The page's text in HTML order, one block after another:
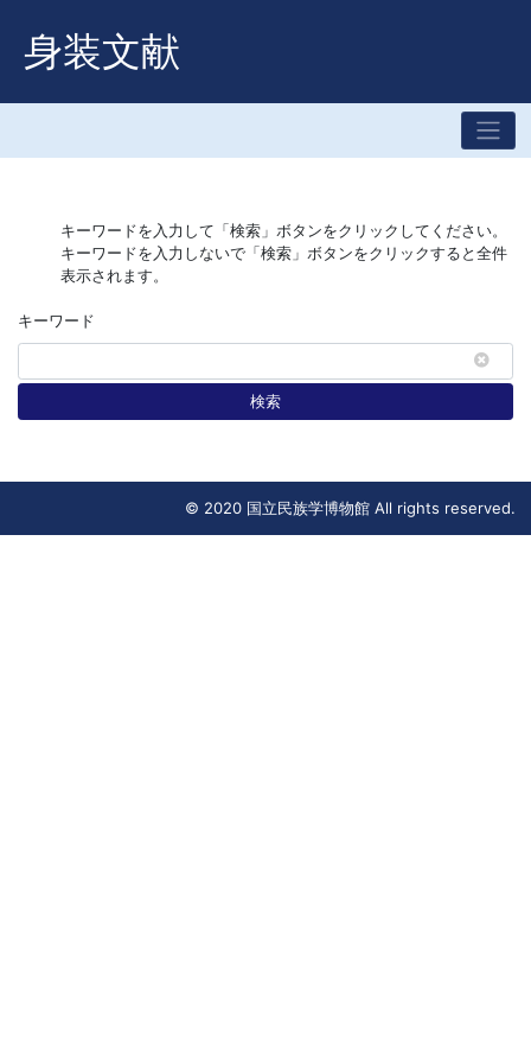
身装文献
キーワードを入力して「検索」ボタンをクリックしてください。
キーワードを入力しないで「検索」ボタンをクリックすると全件
表示されます。
キーワード
検索
© 2020 国立民族学博物館 All rights reserved.